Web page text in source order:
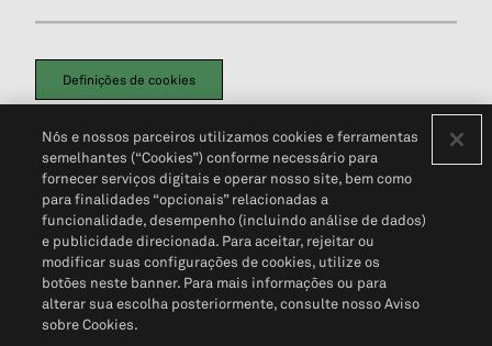
Definições de cookies
Política de PrivacidadePortal de privacidade do cliente (em inglês)
Não Venda Minhas Informações Pessoais© 2026 S&P Global
Nós e nossos parceiros utilizamos cookies e ferramentas
semelhantes (“Cookies”) conforme necessário para
fornecer serviços digitais e operar nosso site, bem como
para finalidades “opcionais” relacionadas a
funcionalidade, desempenho (incluindo análise de dados)
e publicidade direcionada. Para aceitar, rejeitar ou
modificar suas configurações de cookies, utilize os
botões neste banner. Para mais informações ou para
alterar sua escolha posteriormente, consulte nosso Aviso
sobre Cookies.